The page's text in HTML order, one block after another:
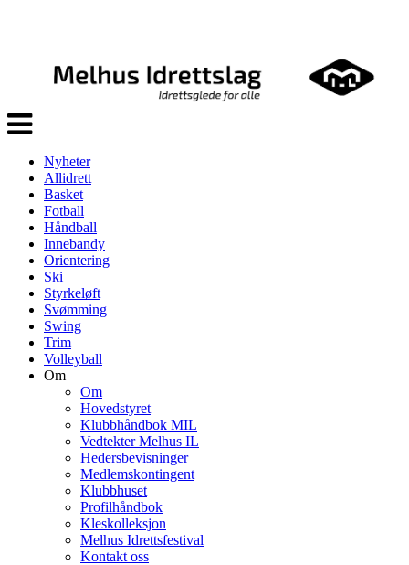
Veksle
navigasjon
Nyheter
Allidrett
Basket
Fotball
Håndball
Innebandy
Orientering
Ski
Styrkeløft
Svømming
Swing
Trim
Volleyball
Om
Om
Hovedstyret
Klubbhåndbok MIL
Vedtekter Melhus IL
Hedersbevisninger
Medlemskontingent
Klubbhuset
Profilhåndbok
Kleskolleksjon
Melhus Idrettsfestival
Kontakt oss